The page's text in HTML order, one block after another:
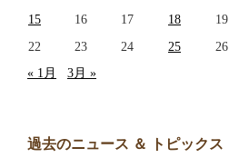
15
16 17 18 19
22
23 24 25 26
« 1月
3月 »
過去のニュース ＆ トピックス